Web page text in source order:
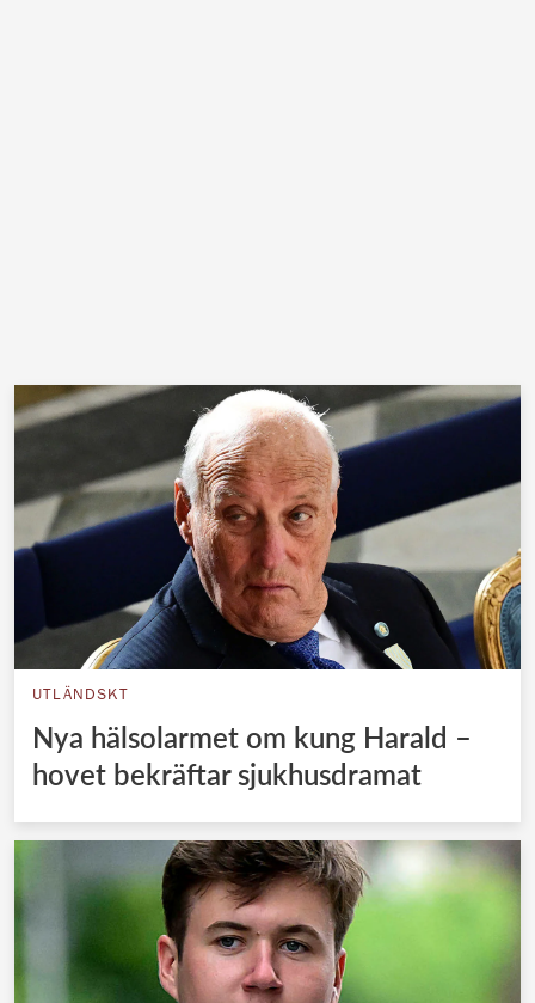
UTLÄNDSKT
Nya hälsolarmet om kung Harald –
hovet bekräftar sjukhusdramat